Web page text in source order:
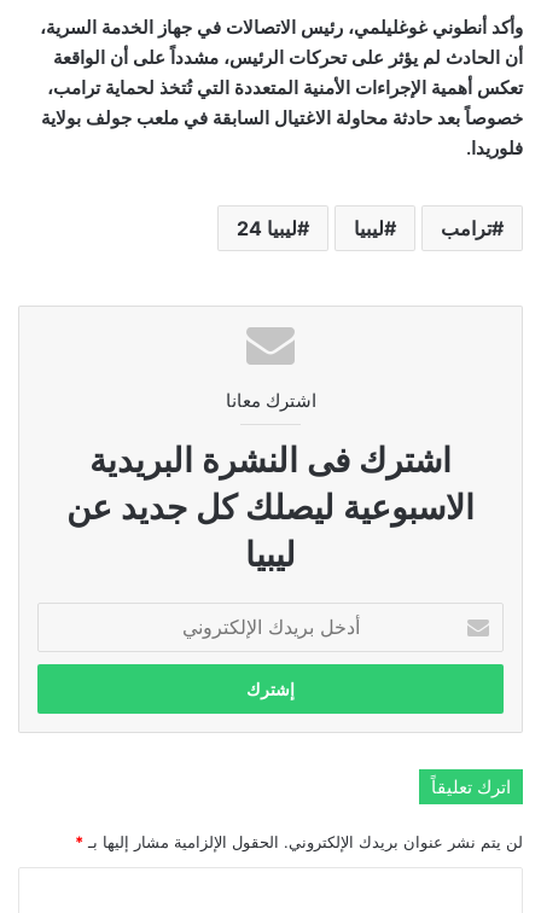
وأكد أنطوني غوغليلمي، رئيس الاتصالات في جهاز الخدمة السرية،
أن الحادث لم يؤثر على تحركات الرئيس، مشدداً على أن الواقعة
تعكس أهمية الإجراءات الأمنية المتعددة التي تُتخذ لحماية ترامب،
خصوصاً بعد حادثة محاولة الاغتيال السابقة في ملعب جولف بولاية
فلوريدا.
ترامب ليبيا ليبيا 24
اشترك معانا
اشترك فى النشرة البريدية
الاسبوعية ليصلك كل جديد عن
ليبيا
بريدك
الإلكتروني
اترك تعليقاً
لن يتم نشر عنوان بريدك الإلكتروني. الحقول الإلزامية مشار إليها بـ *